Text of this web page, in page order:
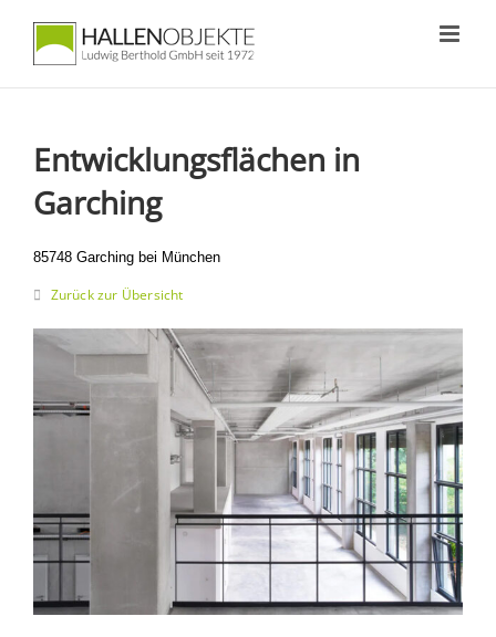
springen
Entwicklungsflächen in
Garching
85748 Garching bei München
Zurück zur Übersicht